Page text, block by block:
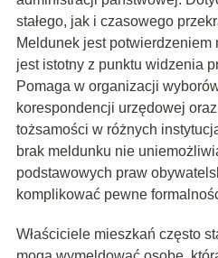
stałego, jak i czasowego
Meldunek jest
jest istotny z punktu widzenia
Pomaga w organizacji
korespondencji urzędowej
tożsamości w różnych
brak meldunku nie
podstawowych praw
komplikować pewne
Właściciele mieszkań często